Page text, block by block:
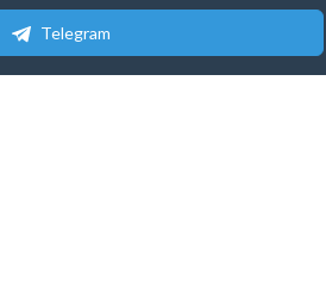
Telegram